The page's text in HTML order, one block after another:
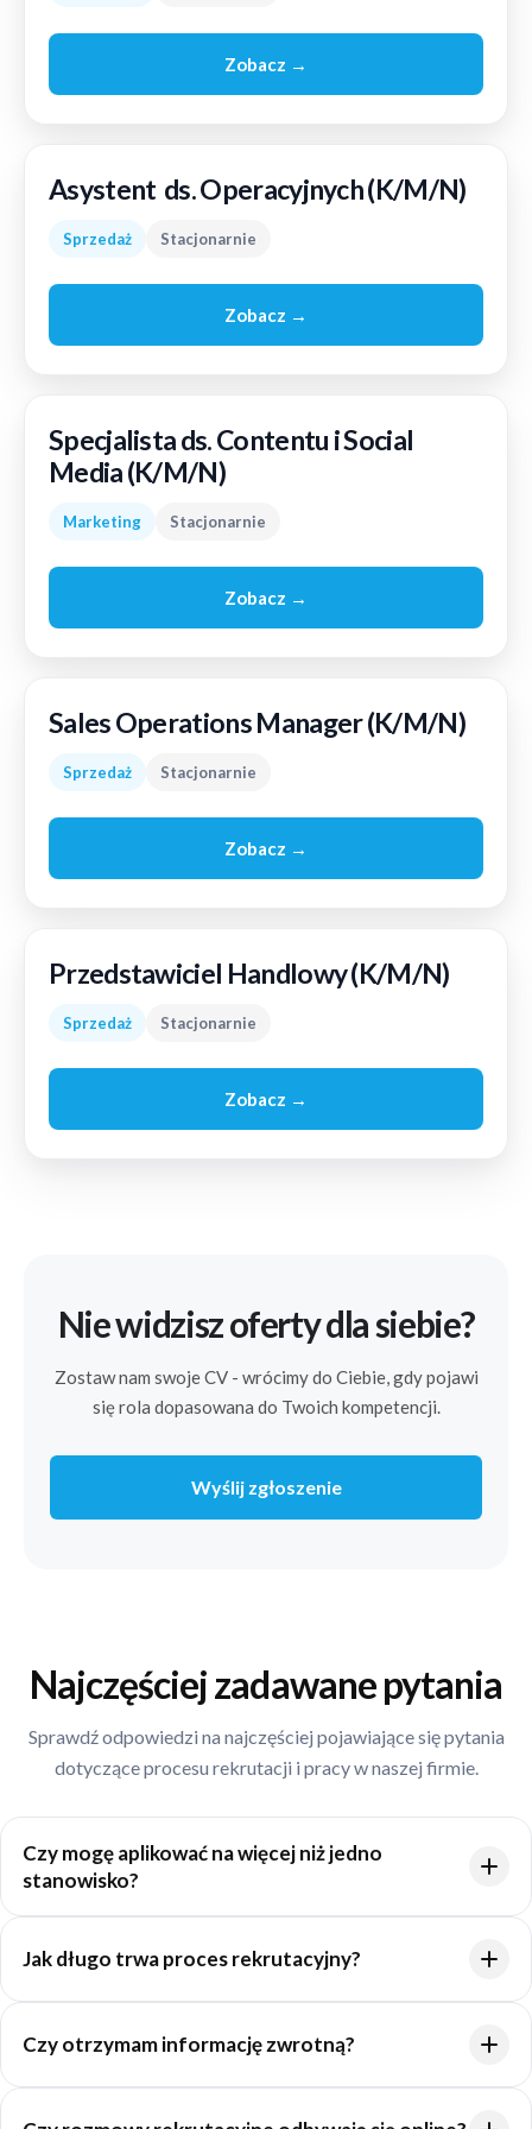
Zobacz →
Asystent ds. Operacyjnych (K/M/N)
Sprzedaż Stacjonarnie
Zobacz →
Specjalista ds. Contentu i Social
Media (K/M/N)
Marketing Stacjonarnie
Zobacz →
Sales Operations Manager (K/M/N)
Sprzedaż Stacjonarnie
Zobacz →
Przedstawiciel Handlowy (K/M/N)
Sprzedaż Stacjonarnie
Zobacz →
Nie widzisz oferty dla siebie?
Zostaw nam swoje CV - wrócimy do Ciebie, gdy pojawi
się rola dopasowana do Twoich kompetencji.
Wyślij zgłoszenie
Najczęściej zadawane pytania
Sprawdź odpowiedzi na najczęściej pojawiające się pytania
dotyczące procesu rekrutacji i pracy w naszej firmie.
Czy mogę aplikować na więcej niż jedno
stanowisko?
ofert, możesz przesłać aplikację na każde z interesujących Cię
Jak długo trwa proces rekrutacyjny?
Staramy się prowadzić rekrutację sprawnie oraz na bieżąco
Czy otrzymam informację zwrotną?